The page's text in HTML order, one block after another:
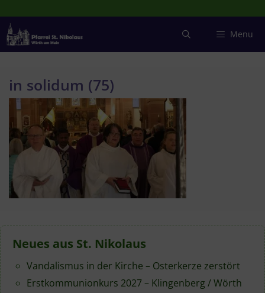
Inhalt
springen
Menu
in solidum (75)
Neues aus St. Nikolaus
Vandalismus in der Kirche – Osterkerze zerstört
Erstkommunionkurs 2027 – Klingenberg / Wörth